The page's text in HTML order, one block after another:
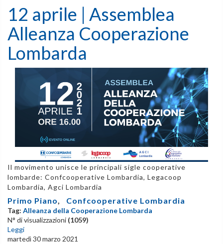
12 aprile | Assemblea
Alleanza Cooperazione
Lombarda
Il movimento unisce le principali sigle cooperative
lombarde: Confcooperative Lombardia, Legacoop
Lombardia, Agci Lombardia
Primo Piano, Confcooperative Lombardia
Tag: Alleanza della Cooperazione Lombarda
N° di visualizzazioni (1059)
Leggi
martedì 30 marzo 2021